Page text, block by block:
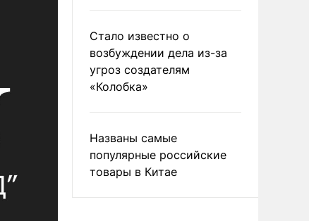
Стало известно о
возбуждении дела из-за
угроз создателям
«Колобка»
Названы самые
популярные российские
товары в Китае